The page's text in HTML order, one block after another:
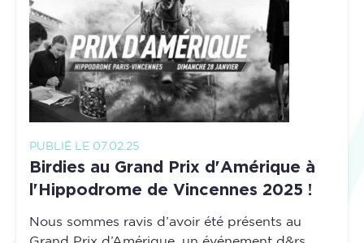
PUBLIÉ LE 07.02.25
Birdies au Grand Prix d'Amérique à
l'Hippodrome de Vincennes 2025 !
Nous sommes ravis d’avoir été présents au